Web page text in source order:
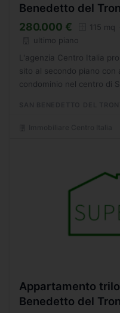
Benedetto del
280.000 € 115 mq
ultimo piano
L'agenzia Centro Italia
sito al secondo piano con
condominio nel centro di
Appartamento
Benedetto del